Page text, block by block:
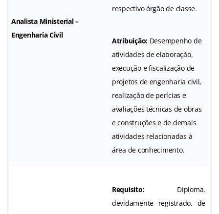
Analista Ministerial –
Engenharia Civil
respectivo órgão de classe.
Atribuição: Desempenho de
atividades de elaboração,
execução e fiscalização de
projetos de engenharia civil,
realização de perícias e
avaliações técnicas de obras
e construções e de demais
atividades relacionadas à
área de conhecimento.
Requisito:Diploma,
devidamente registrado, de